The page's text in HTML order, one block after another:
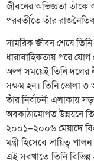
জীবনের অভিজ্ঞতা
পরবর্তীতে তাঁর
সামরিক জীবন শেষে
ধারাবাহিকতায় পরে যোগ
অল্প সময়েই তিনি দলের
সক্ষম হন। তিনি ভোলা ৩
তাঁর নির্বাচনী এলাকায়
অবকাঠামোগত উন্নয়নে
২০০১–২০০৬ মেয়াদে
মন্ত্রী হিসেবে দায়িত্ব
এই সবখাতে তিনি